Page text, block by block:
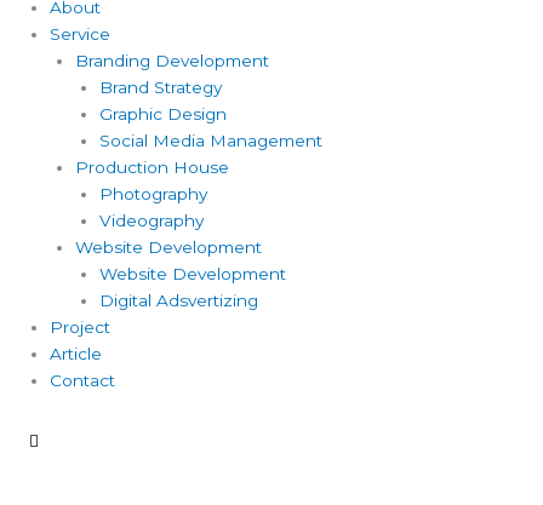
About
Service
Branding Development
Brand Strategy
Graphic Design
Social Media Management
Production House
Photography
Videography
Website Development
Website Development
Digital Adsvertizing
Project
Article
Contact
Hamburger